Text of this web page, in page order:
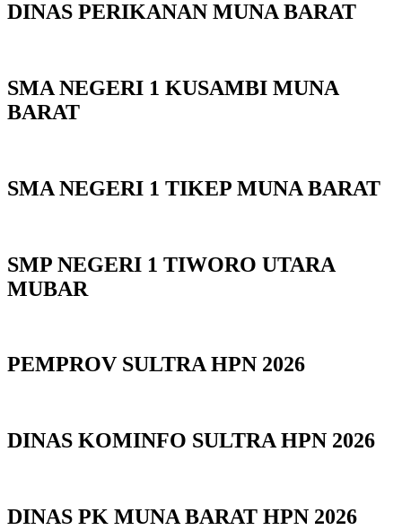
DINAS PERIKANAN MUNA BARAT
SMA NEGERI 1 KUSAMBI MUNA
BARAT
SMA NEGERI 1 TIKEP MUNA BARAT
SMP NEGERI 1 TIWORO UTARA
MUBAR
PEMPROV SULTRA HPN 2026
DINAS KOMINFO SULTRA HPN 2026
DINAS PK MUNA BARAT HPN 2026